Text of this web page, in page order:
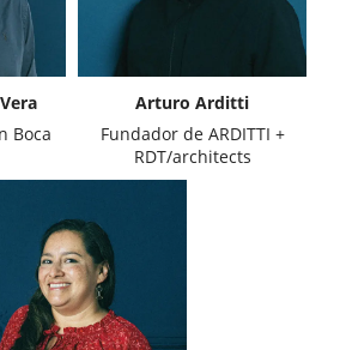
Boca
Arturo Arditti
Fundador de ARDITTI +
RDT/architects